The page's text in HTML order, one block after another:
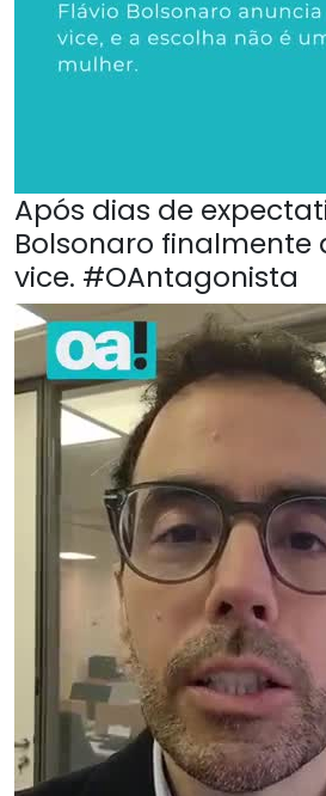
Após dias de
Bolsonaro finalmente
vice. #OAntagonista